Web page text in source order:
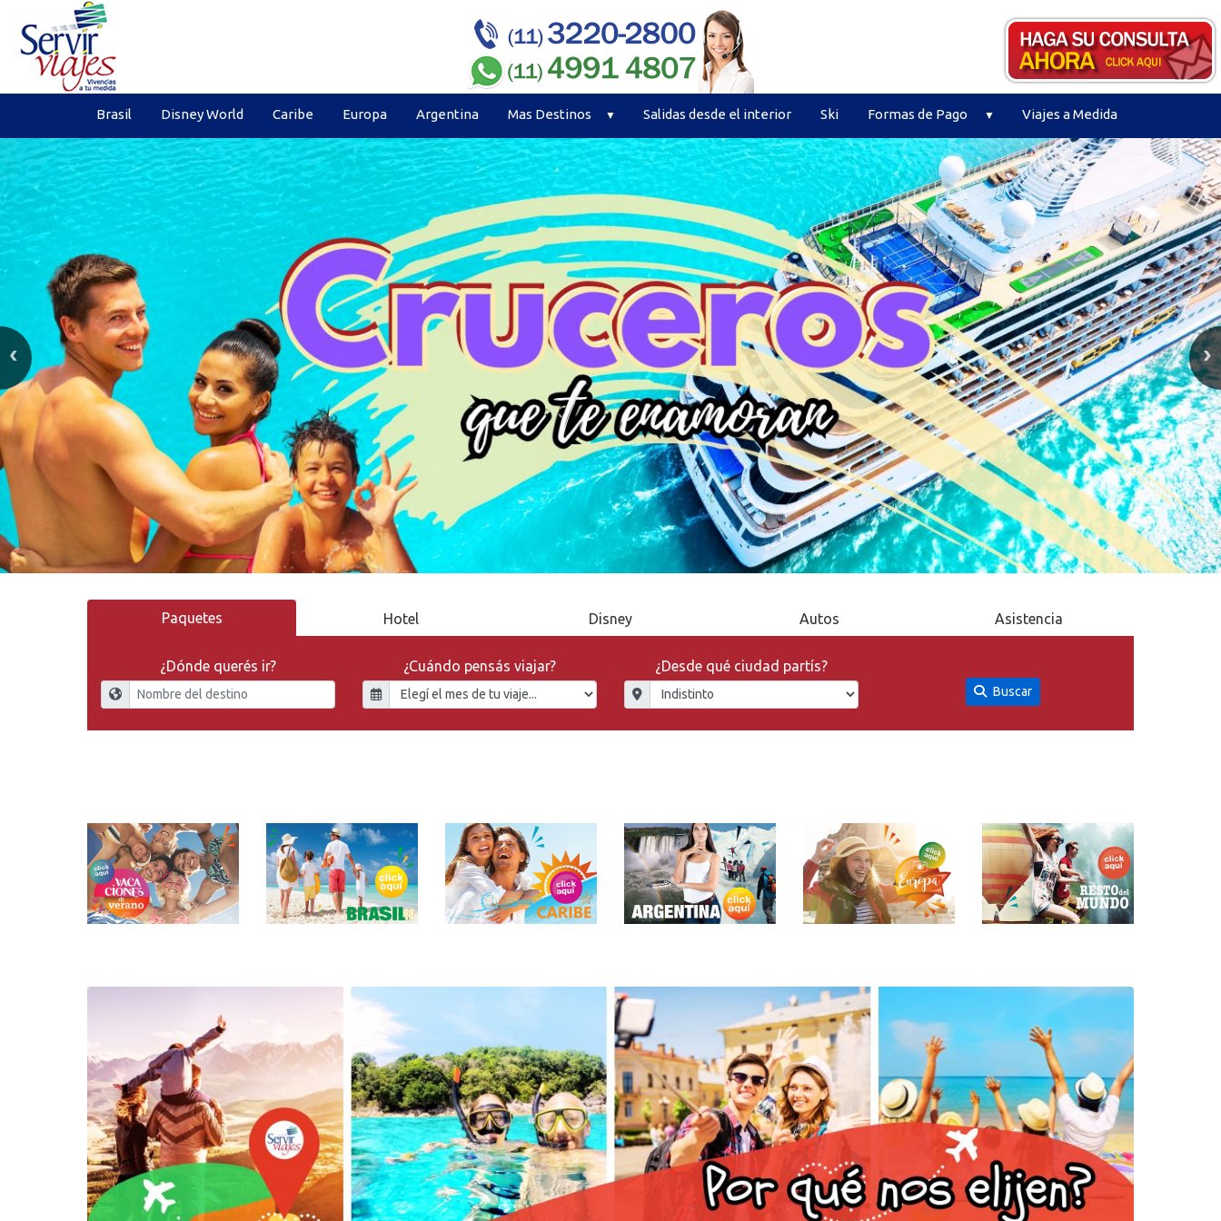
Brasil Disney World Caribe Europa Argentina Mas Destinos Salidas desde el interior Ski Formas de Pago Viajes a Medida
Paquetes Hotel Disney Autos Asistencia
¿Dónde querés ir? ¿Cuándo pensás viajar? ¿Desde qué ciudad partís?
Buscar